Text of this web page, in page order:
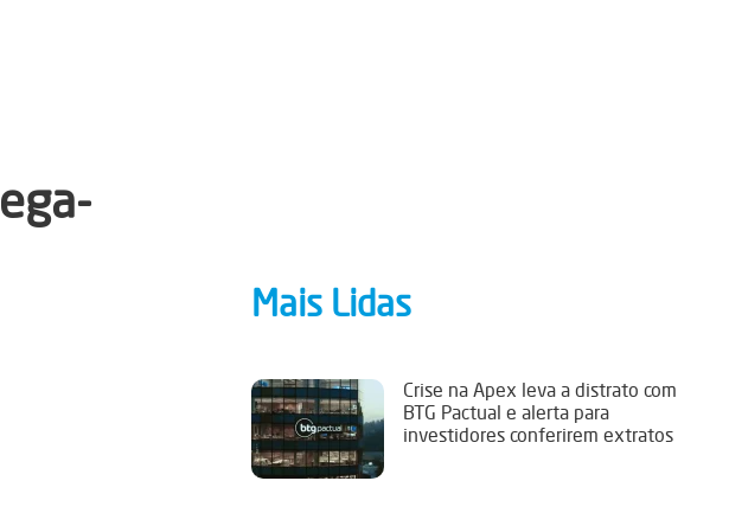
Mais Lidas
Crise na Apex leva a distrato com
BTG Pactual e alerta para
investidores conferirem extratos